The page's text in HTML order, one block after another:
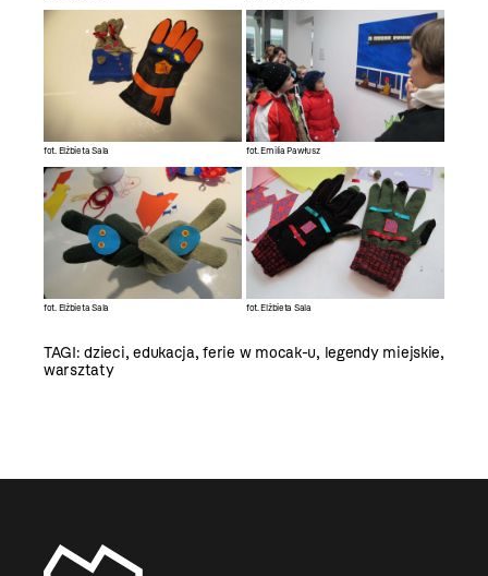
fot. Elżbieta Sala fot. Emilia Pawłusz
fot. Elżbieta Sala fot. Elżbieta Sala
TAGI:dzieci,edukacja,ferie w mocak-u, legendy miejskie,
warsztaty